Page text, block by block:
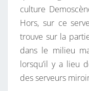
culture
Hors, sur ce
trouve sur la
dans le milieu
lorsqu’il y a lieu
des serveurs